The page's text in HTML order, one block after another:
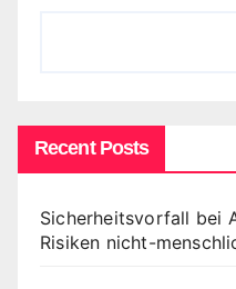
Recent Posts
Sicherheitsvorfall bei
Risiken nicht-